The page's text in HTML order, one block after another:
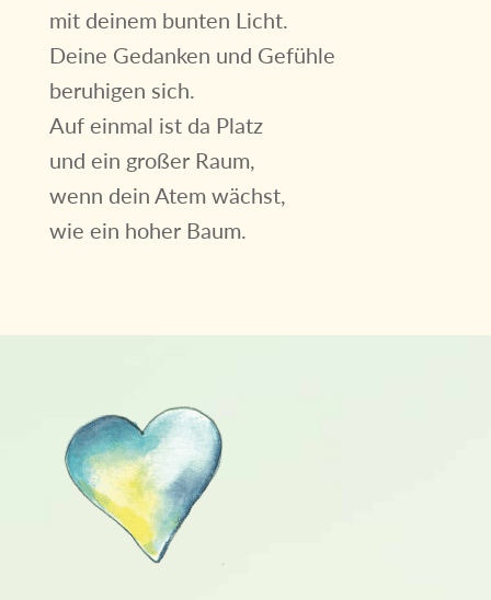
mit deinem bunten Licht.
Deine Gedanken und Gefühle
beruhigen sich.
Auf einmal ist da Platz
und ein großer Raum,
wenn dein Atem wächst,
wie ein hoher Baum.